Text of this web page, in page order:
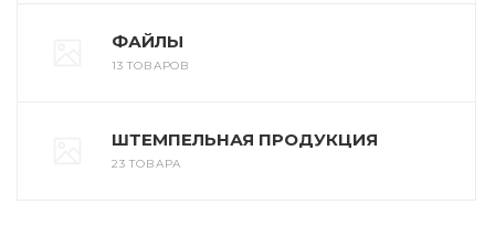
ФАЙЛЫ
13 ТОВАРОВ
ШТЕМПЕЛЬНАЯ ПРОДУКЦИЯ
23 ТОВАРА